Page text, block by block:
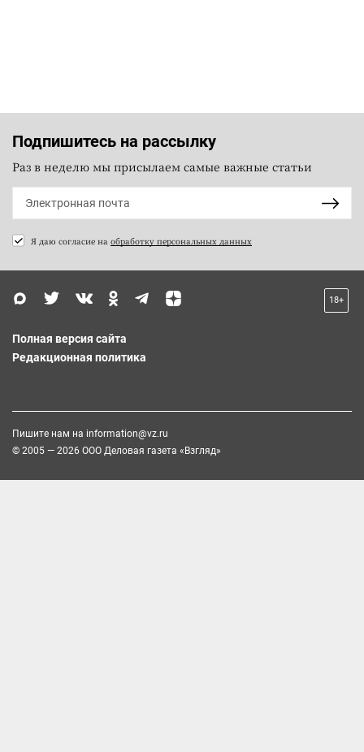
Подпишитесь на рассылку
Раз в неделю мы присылаем самые важные статьи
Я даю согласие на обработку персональных данных
18+
Полная версия сайта
Редакционная политика
Пишите нам на information@vz.ru
© 2005 — 2026 ООО Деловая газета «Взгляд»